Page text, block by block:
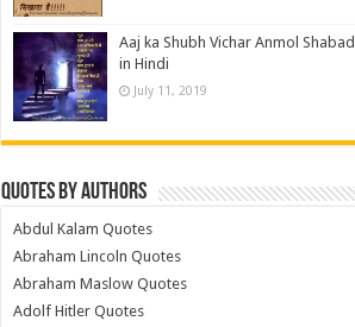
Aaj ka Shubh Vichar Anmol Shabad
in Hindi
July 11, 2019
Quotes by Authors
Abdul Kalam Quotes
Abraham Lincoln Quotes
Abraham Maslow Quotes
Adolf Hitler Quotes